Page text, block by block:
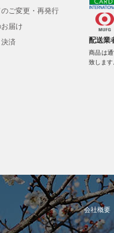
ご変更・再発行
届け
済
配送業
商品は
致します
会社概要